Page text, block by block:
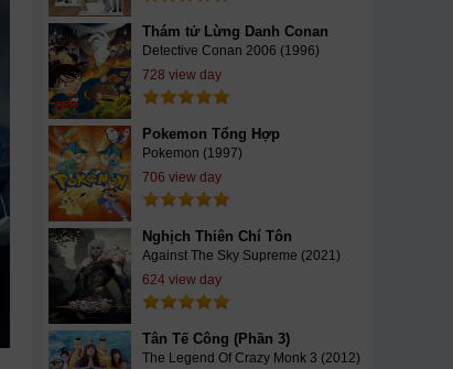
Thám tử Lừng Danh Conan
Detective Conan 2006 (1996)
728 view day
Pokemon Tổng Hợp
Pokemon (1997)
706 view day
Nghịch Thiên Chí Tôn
Against The Sky Supreme (2021)
624 view day
Tân Tế Công (Phần 3)
The Legend Of Crazy Monk 3 (2012)